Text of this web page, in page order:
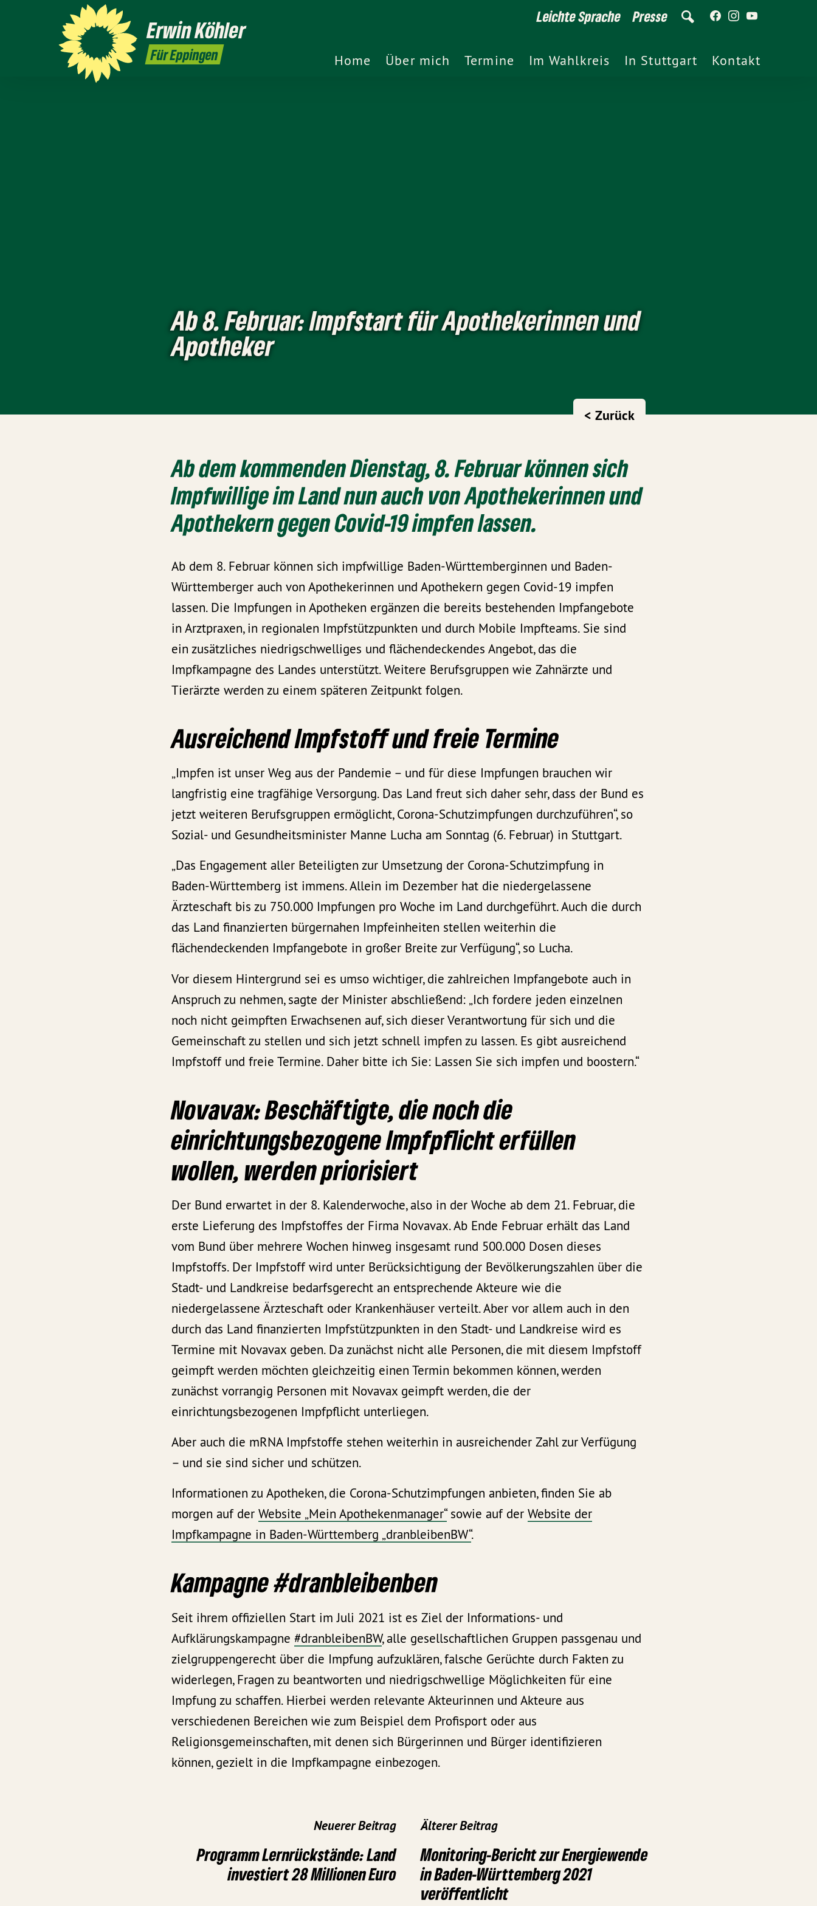
ErwinKöhler
Für Eppingen
Leichte Sprache Presse
Home Über mich Termine Im Wahlkreis In Stuttgart Kontakt
Ab 8. Februar: Impfstart für Apothekerinnen und
Apotheker
< Zurück
Ab dem kommenden Dienstag, 8. Februar können sich
Impfwillige im Land nun auch von Apothekerinnen und
Apothekern gegen Covid-19 impfen lassen.
Ab dem 8. Februar können sich impfwillige Baden-Württemberginnen und Baden-
Württemberger auch von Apothekerinnen und Apothekern gegen Covid-19 impfen
lassen. Die Impfungen in Apotheken ergänzen die bereits bestehenden Impfangebote
in Arztpraxen, in regionalen Impfstützpunkten und durch Mobile Impfteams. Sie sind
ein zusätzliches niedrigschwelliges und flächendeckendes Angebot, das die
Impfkampagne des Landes unterstützt. Weitere Berufsgruppen wie Zahnärzte und
Tierärzte werden zu einem späteren Zeitpunkt folgen.
Ausreichend Impfstoff und freie Termine
„Impfen ist unser Weg aus der Pandemie – und für diese Impfungen brauchen wir
langfristig eine tragfähige Versorgung. Das Land freut sich daher sehr, dass der Bund es
jetzt weiteren Berufsgruppen ermöglicht, Corona-Schutzimpfungen durchzuführen“, so
Sozial- und Gesundheitsminister Manne Lucha am Sonntag (6. Februar) in Stuttgart.
„Das Engagement aller Beteiligten zur Umsetzung der Corona-Schutzimpfung in
Baden-Württemberg ist immens. Allein im Dezember hat die niedergelassene
Ärzteschaft bis zu 750.000 Impfungen pro Woche im Land durchgeführt. Auch die durch
das Land finanzierten bürgernahen Impfeinheiten stellen weiterhin die
flächendeckenden Impfangebote in großer Breite zur Verfügung“, so Lucha.
Vor diesem Hintergrund sei es umso wichtiger, die zahlreichen Impfangebote auch in
Anspruch zu nehmen, sagte der Minister abschließend: „Ich fordere jeden einzelnen
noch nicht geimpften Erwachsenen auf, sich dieser Verantwortung für sich und die
Gemeinschaft zu stellen und sich jetzt schnell impfen zu lassen. Es gibt ausreichend
Impfstoff und freie Termine. Daher bitte ich Sie: Lassen Sie sich impfen und boostern.“
Novavax: Beschäftigte, die noch die
einrichtungsbezogene Impfpflicht erfüllen
wollen, werden priorisiert
Der Bund erwartet in der 8. Kalenderwoche, also in der Woche ab dem 21. Februar, die
erste Lieferung des Impfstoffes der Firma Novavax. Ab Ende Februar erhält das Land
vom Bund über mehrere Wochen hinweg insgesamt rund 500.000 Dosen dieses
Impfstoffs. Der Impfstoff wird unter Berücksichtigung der Bevölkerungszahlen über die
Stadt- und Landkreise bedarfsgerecht an entsprechende Akteure wie die
niedergelassene Ärzteschaft oder Krankenhäuser verteilt. Aber vor allem auch in den
durch das Land finanzierten Impfstützpunkten in den Stadt- und Landkreise wird es
Termine mit Novavax geben. Da zunächst nicht alle Personen, die mit diesem Impfstoff
geimpft werden möchten gleichzeitig einen Termin bekommen können, werden
zunächst vorrangig Personen mit Novavax geimpft werden, die der
einrichtungsbezogenen Impfpflicht unterliegen.
Aber auch die mRNA Impfstoffe stehen weiterhin in ausreichender Zahl zur Verfügung
– und sie sind sicher und schützen.
Informationen zu Apotheken, die Corona-Schutzimpfungen anbieten, finden Sie ab
morgen auf derWebsite „Mein Apothekenmanager“sowie auf derWebsite der
Impfkampagne in Baden-Württemberg „dranbleibenBW“.
Kampagne #dranbleibenben
Seit ihrem offiziellen Start im Juli 2021 ist es Ziel der Informations- und
Aufklärungskampagne#dranbleibenBW, alle gesellschaftlichen Gruppen passgenau und
zielgruppengerecht über die Impfung aufzuklären, falsche Gerüchte durch Fakten zu
widerlegen, Fragen zu beantworten und niedrigschwellige Möglichkeiten für eine
Impfung zu schaffen. Hierbei werden relevante Akteurinnen und Akteure aus
verschiedenen Bereichen wie zum Beispiel dem Profisport oder aus
Religionsgemeinschaften, mit denen sich Bürgerinnen und Bürger identifizieren
können, gezielt in die Impfkampagne einbezogen.
Neuerer Beitrag
Programm Lernrückstände: Land
investiert 28 Millionen Euro
Älterer Beitrag
Monitoring-Bericht zur Energiewende
in Baden-Württemberg 2021
veröffentlicht